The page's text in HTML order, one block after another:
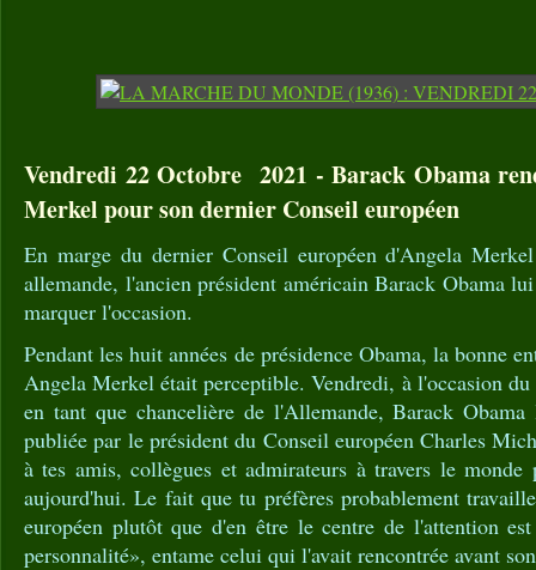
Vendredi 22 Octobre 2021 - Barack Obama
Merkel pour son dernier Conseil européen
En marge du dernier Conseil européen d'Angela
allemande, l'ancien président américain Barack Obama
marquer l'occasion.
Pendant les huit années de présidence Obama, la bonne
Angela Merkel était perceptible. Vendredi, à l'occasion
en tant que chancelière de l'Allemande, Barack
publiée par le président du Conseil européen Charles
à tes amis, collègues et admirateurs à travers le monde
aujourd'hui. Le fait que tu préfères probablement
européen plutôt que d'en être le centre de l'attention
personnalité», entame celui qui l'avait rencontrée avant